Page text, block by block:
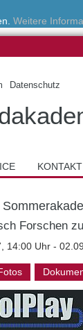
Weitere
Datenschutz
KONTAKT
Forschen
14:00 Uhr -